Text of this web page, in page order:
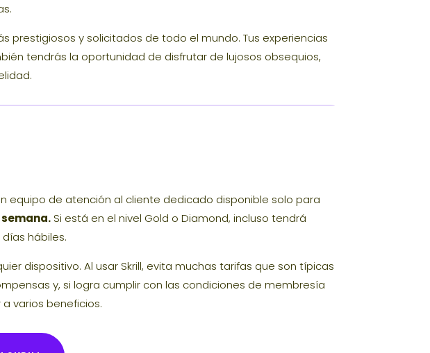
prestigiosos y solicitados de todo el mundo. Tus experiencias
tendrás la oportunidad de disfrutar de lujosos obsequios,
equipo de atención al cliente dedicado disponible solo para
Si está en el nivel Gold o Diamond, incluso tendrá
hábiles.
dispositivo. Al usar Skrill, evita muchas tarifas que son típicas
y, si logra cumplir con las condiciones de membresía
varios beneficios.